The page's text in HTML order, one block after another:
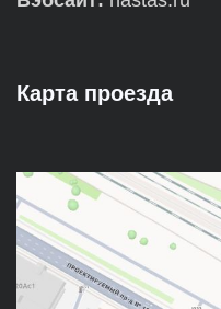
Карта проезда